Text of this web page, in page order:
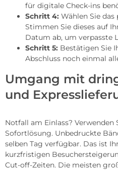
für digitale Check-ins
Schritt 4: Wählen Sie das
Stimmen Sie dieses auf
Datum ab, um verpasste
Schritt 5: Bestätigen Sie
Abschluss noch einmal
Umgang mit
und
Notfall am Einlass? Verwenden
Sofortlösung. Unbedruckte
selben Tag verfügbar. Das ist
kurzfristigen
Cut-off-Zeiten. Die meisten